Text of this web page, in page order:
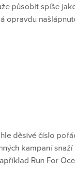
působit spíše
opravdu
děsivé číslo
kampaní snaží
Run For